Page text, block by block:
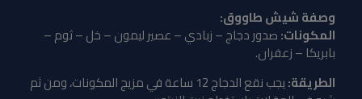
وصفة شيش طاووق:
المكونات:صدور دجاج – زبادي – عصير ليمون – خل – ثوم –
بابريكا – زعفران.
الطريقة:
يجب نقع الدجاج 12 ساعة في مزيج المكونات، ومن ثم